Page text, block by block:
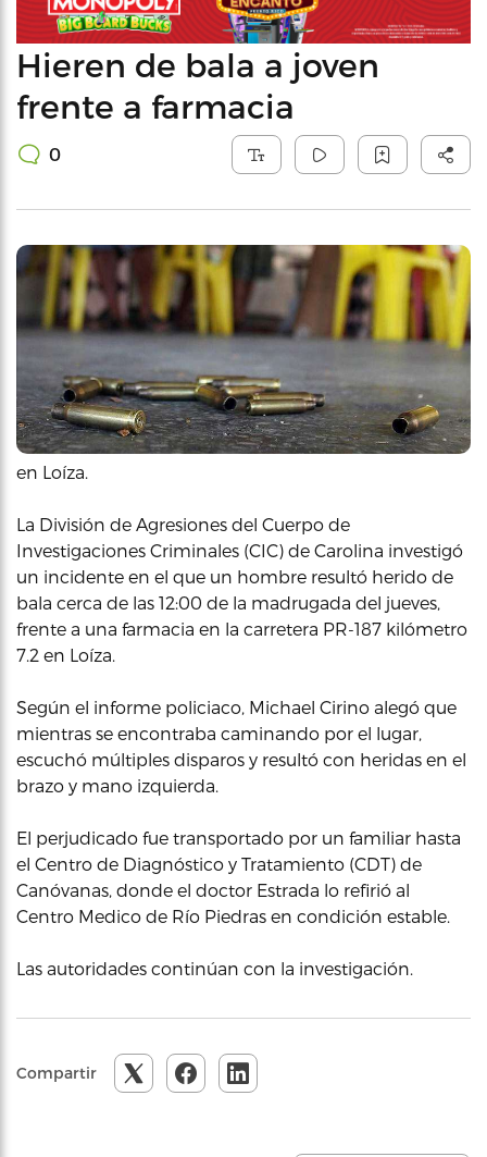
Hieren de bala a joven
frente a farmacia
0
en Loíza.
La División de Agresiones del Cuerpo de
Investigaciones Criminales (CIC) de Carolina investigó
un incidente en el que un hombre resultó herido de
bala cerca de las 12:00 de la madrugada del jueves,
frente a una farmacia en la carretera PR-187 kilómetro
7.2 en Loíza.
Según el informe policiaco, Michael Cirino alegó que
mientras se encontraba caminando por el lugar,
escuchó múltiples disparos y resultó con heridas en el
brazo y mano izquierda.
El perjudicado fue transportado por un familiar hasta
el Centro de Diagnóstico y Tratamiento (CDT) de
Canóvanas, donde el doctor Estrada lo refirió al
Centro Medico de Río Piedras en condición estable.
Las autoridades continúan con la investigación.
Compartir